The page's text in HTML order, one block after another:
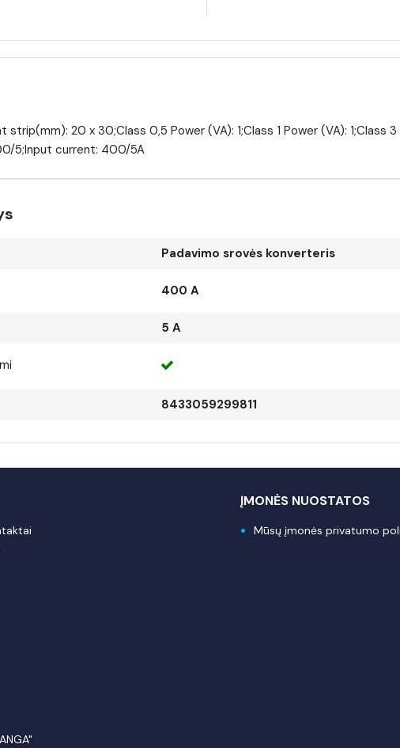
20 x 30;Class 0,5 Power (VA): 1;Class 1 Power (VA): 1;Class 3
5;Input current: 400/5A
Padavimo srovės konverteris
400 A
5 A
8433059299811
ĮMONĖS NUOSTATOS
Mūsų įmonės privatumo